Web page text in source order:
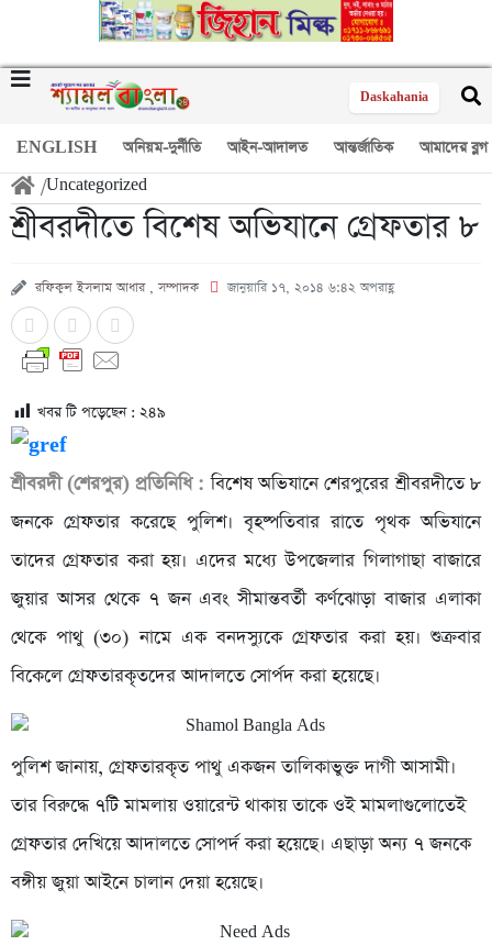
Daskahania
ENGLISH অনিয়ম-দুর্নীতি আইন-আদালত আন্তর্জাতিক আমাদের ব্লগ
/Uncategorized
শ্রীবরদীতে বিশেষ অভিযানে গ্রেফতার ৮
রফিকুল ইসলাম আধার , সম্পাদক জানুয়ারি ১৭, ২০১৪ ৬:৪২ অপরাহ্ণ
খবর টি পড়েছেন : ২৪৯
শ্রীবরদী (শেরপুর) প্রতিনিধি : বিশেষ অভিযানে শেরপুরের শ্রীবরদীতে ৮
জনকে গ্রেফতার করেছে পুলিশ। বৃহষ্পতিবার রাতে পৃথক অভিযানে
তাদের গ্রেফতার করা হয়। এদের মধ্যে উপজেলার গিলাগাছা বাজারে
জুয়ার আসর থেকে ৭ জন এবং সীমান্তবর্তী কর্ণঝোড়া বাজার এলাকা
থেকে পাথু (৩০) নামে এক বনদস্যুকে গ্রেফতার করা হয়। শুক্রবার
বিকেলে গ্রেফতারকৃতদের আদালতে সোর্পদ করা হয়েছে।
পুলিশ জানায়, গ্রেফতারকৃত পাথু একজন তালিকাভুক্ত দাগী আসামী।
তার বিরুদ্ধে ৭টি মামলায় ওয়ারেন্ট থাকায় তাকে ওই মামলাগুলোতেই
গ্রেফতার দেখিয়ে আদালতে সোপর্দ করা হয়েছে। এছাড়া অন্য ৭ জনকে
বঙ্গীয় জুয়া আইনে চালান দেয়া হয়েছে।